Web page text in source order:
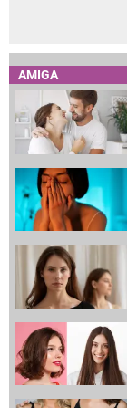
AMIGA